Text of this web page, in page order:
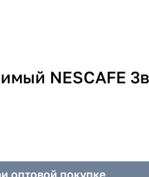
NESCAFE
оптовой покупке